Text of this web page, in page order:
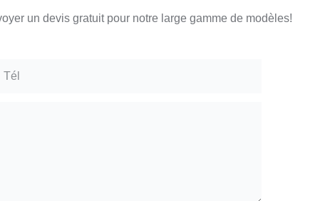
un devis gratuit pour notre large gamme de modèles!
Tél